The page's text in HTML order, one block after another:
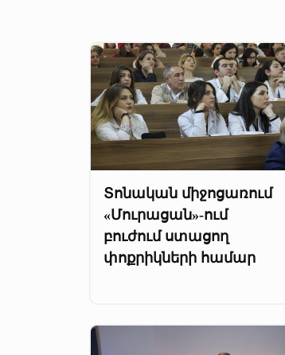
Տոնական միջոցառում
«Մուրացան»-ում
բուժում ստացող
փոքրիկների համար